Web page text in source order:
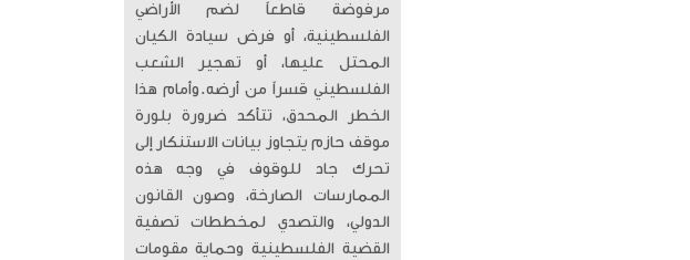
مرفوضة قاطعاً لضم الأراضي
الفلسطينية، أو فرض سيادة الكيان
المحتل عليها، أو تهجير الشعب
الفلسطيني قسراً من أرضه. ​وأمام هذا
الخطر المحدق، تتأكد ضرورة بلورة
موقف حازم يتجاوز بيانات الاستنكار إلى
تحرك جاد للوقوف في وجه هذه
الممارسات الصارخة، وصون القانون
الدولي، والتصدي لمخططات تصفية
القضية الفلسطينية وحماية مقومات